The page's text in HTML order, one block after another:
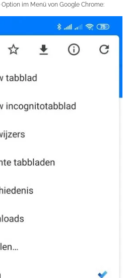
im Menü von Google Chrome: